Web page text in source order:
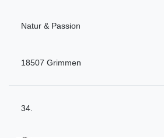
Natur & Passion
18507 Grimmen
34.